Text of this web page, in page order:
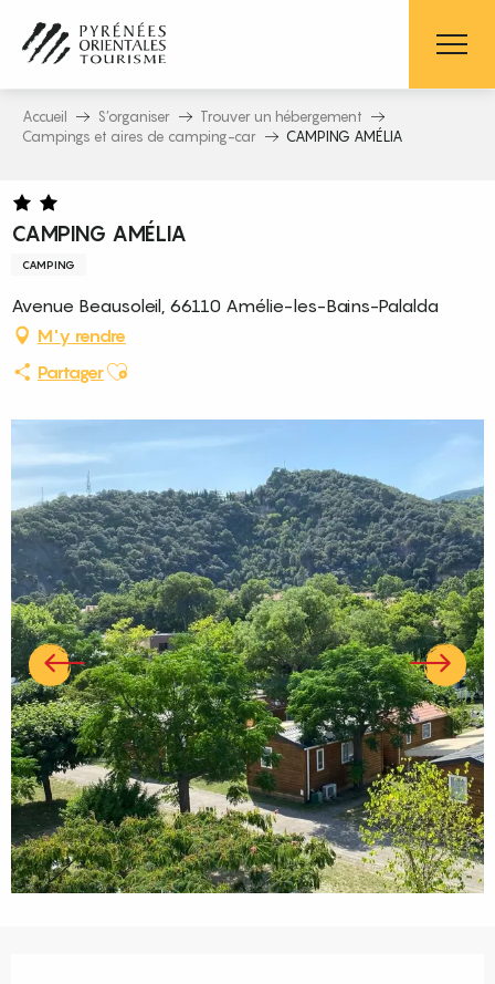
contenu
principal
Accueil S’organiser
Trouver un hébergement
Campings et aires de camping-car
CAMPING AMÉLIA
CAMPING AMÉLIA
CAMPING
Avenue Beausoleil, 66110 Amélie-les-Bains-Palalda
M'y rendre
PartagerAjouter aux favoris